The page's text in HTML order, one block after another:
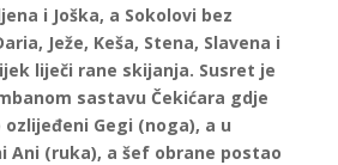
i Joška, a Sokolovi bez
Ježe, Keša, Stena, Slavena i
liječi rane skijanja. Susret je
sastavu Čekićara gdje
Gegi (noga), a u
Ani (ruka), a šef obrane postao